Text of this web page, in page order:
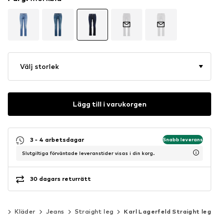
Välj storlek
Lägg till i varukorgen
3 - 4 arbetsdagar Snabb leverans
Slutgiltiga förväntade leveranstider visas i din korg.
30 dagars returrätt
Kläder Jeans Straight leg Karl Lagerfeld Straight leg